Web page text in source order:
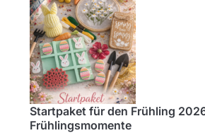
Startpaket für den Frühling
Frühlingsmomente